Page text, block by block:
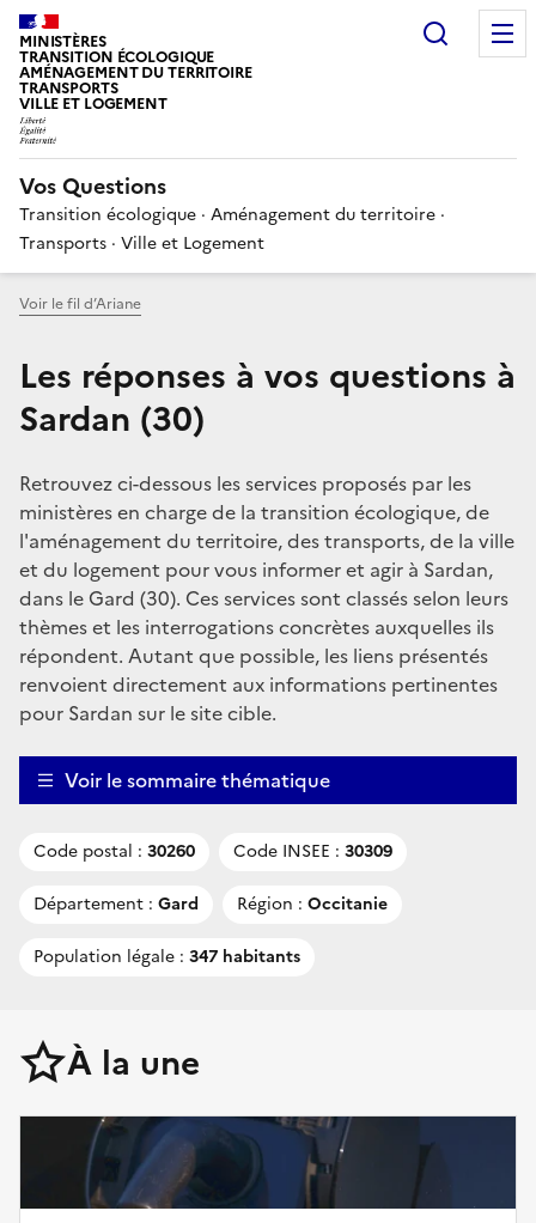
MINISTÈRES
TRANSITION ÉCOLOGIQUE
AMÉNAGEMENT DU TERRITOIRE
TRANSPORTS
VILLE ET LOGEMENT
Vos Questions
Transition écologique · Aménagement du territoire ·
Transports · Ville et Logement
Voir le fil d’Ariane
Les réponses à vos questions à
Sardan (30)
Retrouvez ci-dessous les services proposés par les
ministères en charge de la transition écologique, de
l'aménagement du territoire, des transports, de la ville
et du logement pour vous informer et agir à Sardan,
dans le Gard (30). Ces services sont classés selon leurs
thèmes et les interrogations concrètes auxquelles ils
répondent. Autant que possible, les liens présentés
renvoient directement aux informations pertinentes
pour Sardan sur le site cible.
Voir le sommaire thématique
Code postal : 30260 Code INSEE : 30309
Département : Gard Région : Occitanie
Population légale : 347 habitants
À la une